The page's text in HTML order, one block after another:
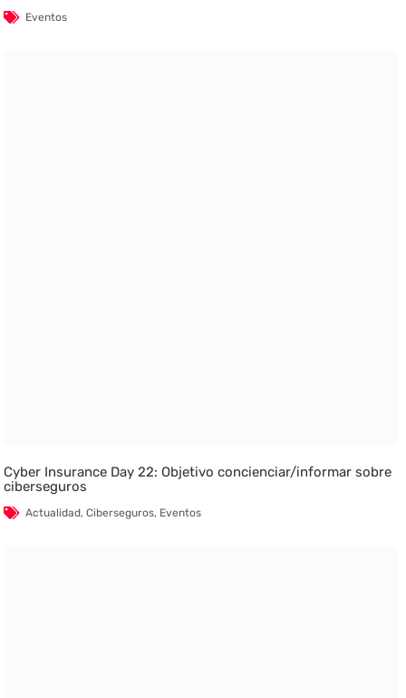
Eventos
Cyber Insurance Day 22: Objetivo concienciar/informar sobre
ciberseguros
Actualidad,Ciberseguros, Eventos